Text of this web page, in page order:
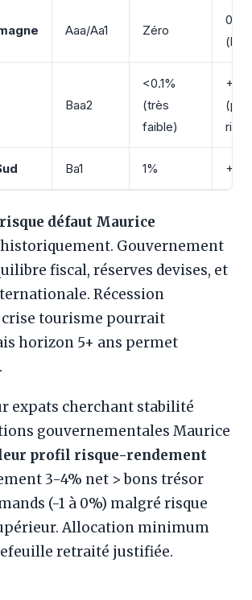
Aaa/Aa1 Zéro
0%
Baa2
<0.1%
(très
faible)
Ba1 1% +4-
risque défaut Maurice
historiquement. Gouvernement
fiscal, réserves devises, et
Récession
tourisme pourrait
horizon 5+ ans permet
expats cherchant stabilité
gouvernementales Maurice
profil risque-rendement
3-4% net > bons trésor
(-1 à 0%) malgré risque
Allocation minimum
retraité justifiée.